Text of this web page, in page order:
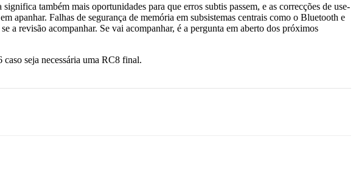
também mais oportunidades para que erros subtis passem, e as correcções de use-
apanhar. Falhas de segurança de memória em subsistemas centrais como o Bluetooth e
a revisão acompanhar. Se vai acompanhar, é a pergunta em aberto dos próximos
seja necessária uma RC8 final.